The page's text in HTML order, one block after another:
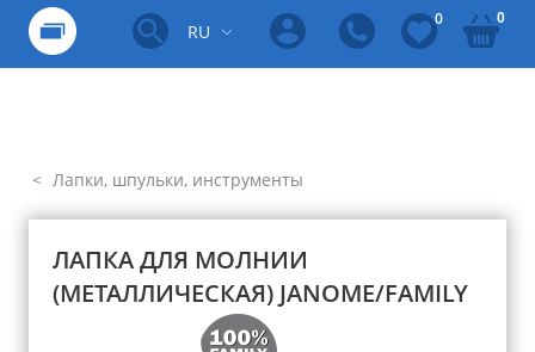
RU
0 0
Лапки, шпульки, инструменты
ЛАПКА ДЛЯ МОЛНИИ
(МЕТАЛЛИЧЕСКАЯ) JANOME/FAMILY